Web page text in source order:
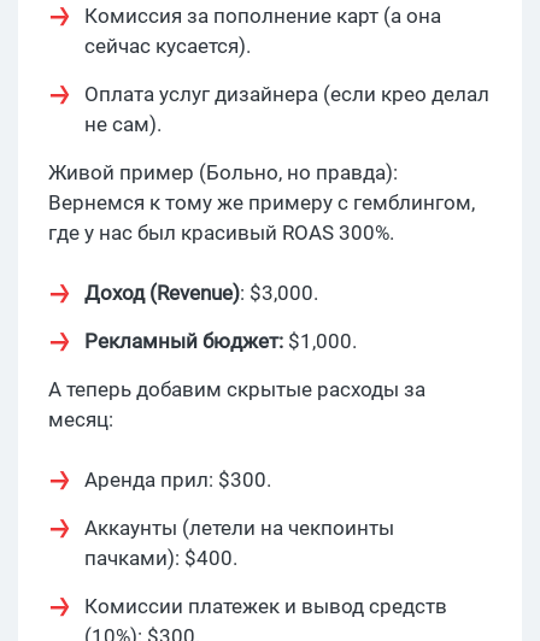
Комиссия за пополнение карт (а она
сейчас кусается).
Оплата услуг дизайнера (если крео делал
не сам).
Живой пример (Больно, но правда):
Вернемся к тому же примеру с гемблингом,
где у нас был красивый ROAS 300%.
Доход (Revenue): $3,000.
Рекламный бюджет: $1,000.
А теперь добавим скрытые расходы за
месяц:
Аренда прил: $300.
Аккаунты (летели на чекпоинты
пачками): $400.
Комиссии платежек и вывод средств